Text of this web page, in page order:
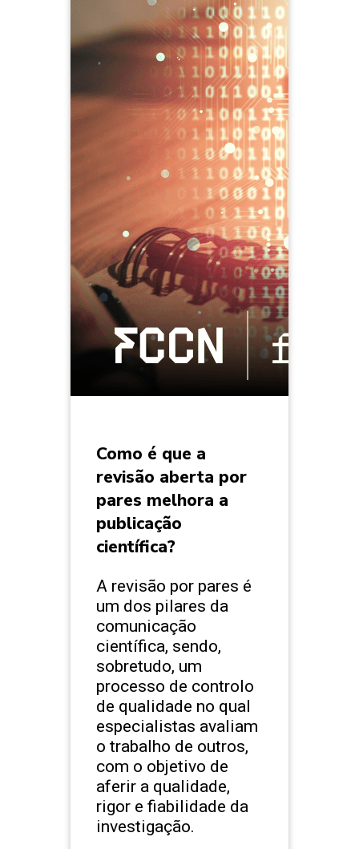
Como é que a
revisão aberta por
pares melhora a
publicação
científica?
A revisão por pares é
um dos pilares da
comunicação
científica, sendo,
sobretudo, um
processo de controlo
de qualidade no qual
especialistas avaliam
o trabalho de outros,
com o objetivo de
aferir a qualidade,
rigor e fiabilidade da
investigação.